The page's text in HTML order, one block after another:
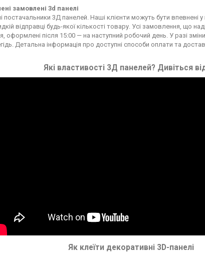
замовлені 3d панелі
3Д панелей. Наші клієнти можуть бути впевнені у
відправці будь-якої кількості товару. Усі замовлення, що
оформлені після 15:00 — на наступний робочий день. У разі
Детальна інформація про доступні способи оплати та
Які властивості 3Д панелей? Дивіться
Як клеїти декоративні 3D-панелі